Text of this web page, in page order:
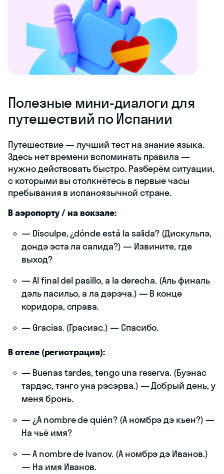
Полезные мини-диалоги для
путешествий по Испании
Путешествие — лучший тест на знание языка.
Здесь нет времени вспоминать правила —
нужно действовать быстро. Разберём ситуации,
с которыми вы столкнётесь в первые часы
пребывания в испаноязычной стране.
В аэропорту / на вокзале:
— Disculpe, ¿dónde está la salida? (Дискульпэ,
дондэ эста ла салида?) — Извините, где
выход?
— Al final del pasillo, a la derecha. (Аль финаль
дэль пасильо, а ла дэрэча.) — В конце
коридора, справа.
— Gracias. (Грасиас.) — Спасибо.
В отеле (регистрация):
— Buenas tardes, tengo una reserva. (Буэнас
тардэс, тэнго уна рэсэрва.) — Добрый день, у
меня бронь.
— ¿A nombre de quién? (А номбрэ дэ кьен?) —
На чьё имя?
— A nombre de Ivanov. (А номбрэ дэ Иванов.)
— На имя Иванов.